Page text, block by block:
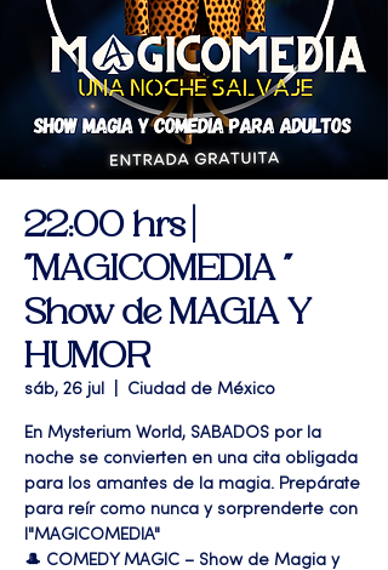
22:00 hrs |
"MAGICOMEDIA "
Show de MAGIA Y
HUMOR
sáb, 26 jul Ciudad de México
En Mysterium World, SABADOS por la
noche se convierten en una cita obligada
para los amantes de la magia. Prepárate
para reír como nunca y sorprenderte con
l"MAGICOMEDIA"
🎩 COMEDY MAGIC – Show de Magia y